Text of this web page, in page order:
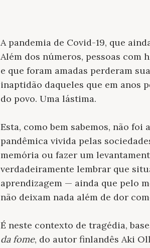
A pandemia de Covid-19, que
Além dos números, pessoas com
e que foram amadas perderam
inaptidão daqueles que em anos
do povo. Uma lástima.
Esta, como bem sabemos, não
pandêmica vivida pelas
memória ou fazer um
verdadeiramente lembrar que
aprendizagem — ainda que pelo
não deixam nada além de dor
É neste contexto de tragédia,
da fome, do autor finlandês Aki